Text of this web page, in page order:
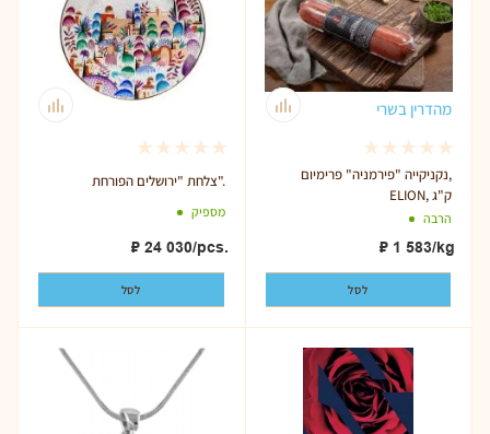
צלחת "ירושלים הפורחת".
מספיק
₽ 24 030/pcs.
לסל
מהדרין בשרי
נקניקייה "פירמניה" פרימיום,
ELION, ק"ג
הרבה
₽ 1 583/kg
לסל